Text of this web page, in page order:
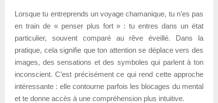
Lorsque tu entreprends un voyage chamanique, tu n’es pas
en train de « penser plus fort » : tu entres dans un état
particulier, souvent comparé au rêve éveillé. Dans la
pratique, cela signifie que ton attention se déplace vers des
images, des sensations et des symboles qui parlent à ton
inconscient. C’est précisément ce qui rend cette approche
intéressante : elle contourne parfois les blocages du mental
et te donne accès à une compréhension plus intuitive.